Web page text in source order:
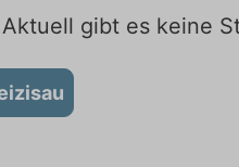
gibt es keine